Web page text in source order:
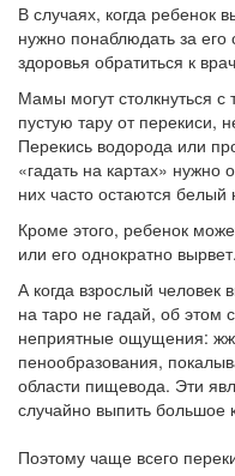
В случаях, когда ребенок
нужно понаблюдать за
здоровья обратиться к
Мамы могут столкнуться с
пустую тару от перекиси,
Перекись водорода или
«гадать на картах»
них часто остаются
Кроме этого, ребенок
или его однократно вырвет.
А когда взрослый человек
на таро не гадай, об этом
неприятные ощущения:
пенообразования,
области пищевода. Эти
случайно выпить большое
Поэтому чаще всего